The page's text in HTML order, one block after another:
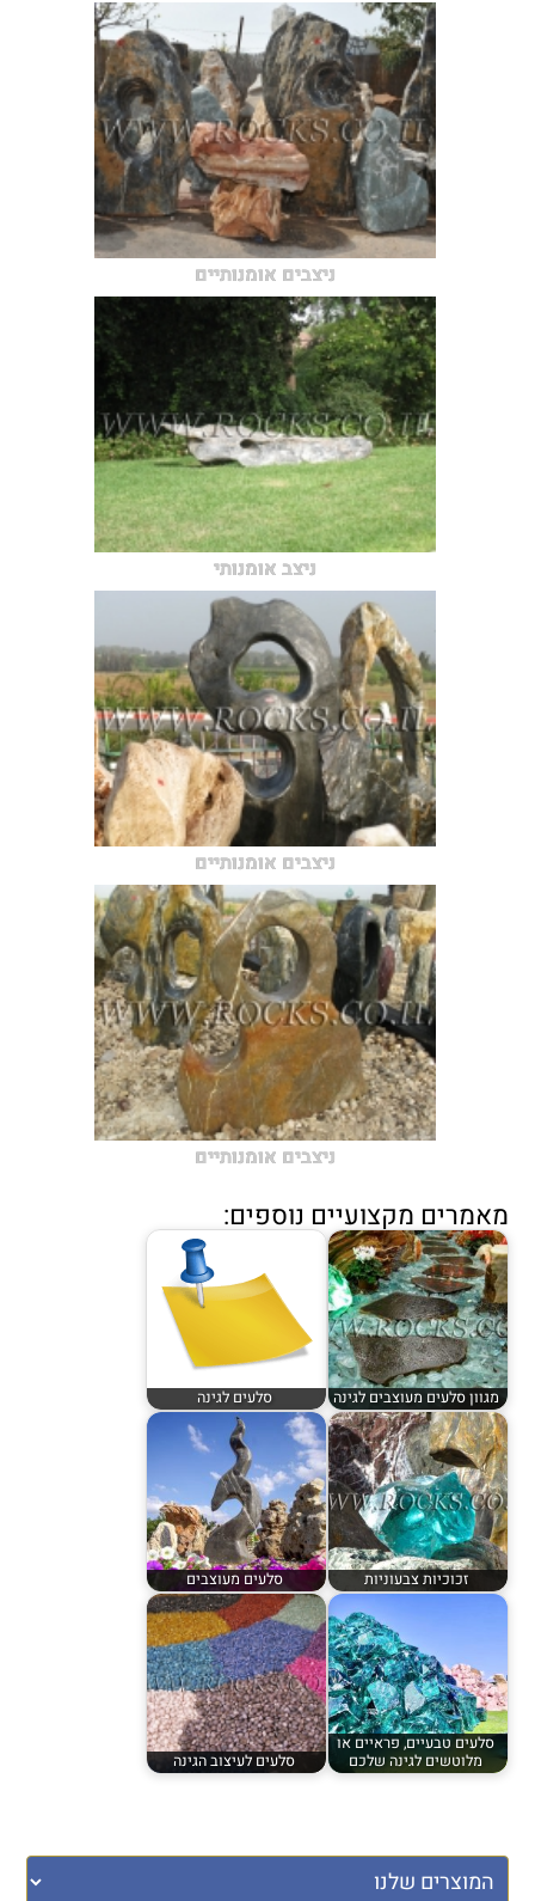
ניצבים אומנותיים
ניצב אומנותי
ניצבים אומנותיים
ניצבים אומנותיים
מאמרים מקצועיים נוספים:
מגוון סלעים מעוצבים לגינה סלעים לגינה
זכוכיות צבעוניות סלעים מעוצבים
סלעים טבעיים, פראיים או
מלוטשים לגינה שלכם
סלעים לעיצוב הגינה